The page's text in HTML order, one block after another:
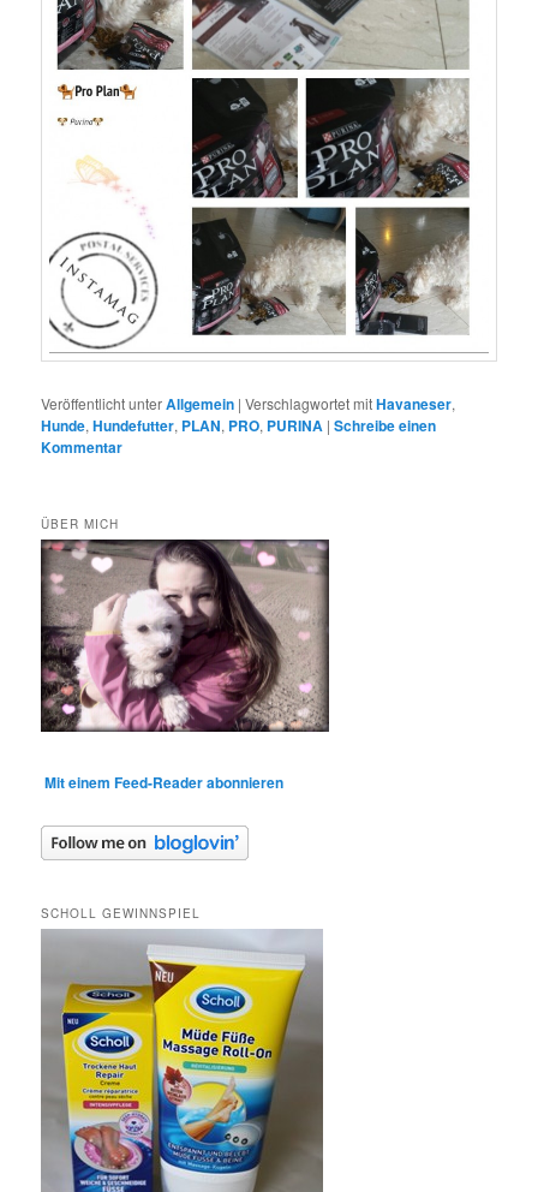
Veröffentlicht unterAllgemein |Verschlagwortet mitHavaneser,
Hunde,Hundefutter, PLAN, PRO, PURINA |Schreibe einen
Kommentar
ÜBER MICH
Mit einem Feed-Reader abonnieren
SCHOLL GEWINNSPIEL